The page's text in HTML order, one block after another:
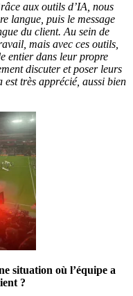
aux outils d’IA, nous
langue, puis le message
du client. Au sein de
mais avec ces outils,
entier dans leur propre
discuter et poser leurs
très apprécié, aussi bien
situation où l’équipe a
?